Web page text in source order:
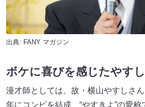
出典: FANY マガジン
ボケに喜びを感じたやす
漫才師としては、故・横山やすしさ
年にコンビを結成、“やすきよ”の愛